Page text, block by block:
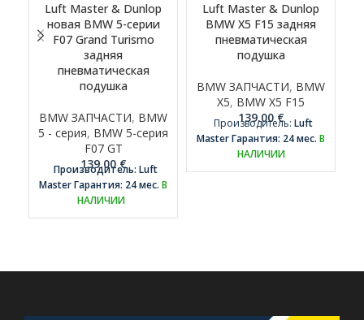
Luft Master & Dunlop
новая BMW 5-серии
F07 Grand Turismo
задняя
пневматическая
подушка
BMW ЗАПЧАСТИ, BMW
5 - серия, BMW 5-серия
F07 GT
139.00€
Производитель: Luft
MasterГарантия: 24 мес. В
НАЛИЧИИ
Luft Master & Dunlop
BMW X5 F15 задняя
пневматическая
подушка
BMW ЗАПЧАСТИ, BMW
X5, BMW X5 F15
139.00€
Производитель: Luft
MasterГарантия: 24 мес. В
НАЛИЧИИ